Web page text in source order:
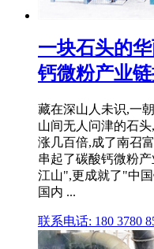
一块石头的
钙微粉产业
藏在深山人未识,一
山间无人问津的石
涨几百倍,成了南召
串起了碳酸钙微粉
江山",更成就了"中
国内 ...
联系电话: 180 3780